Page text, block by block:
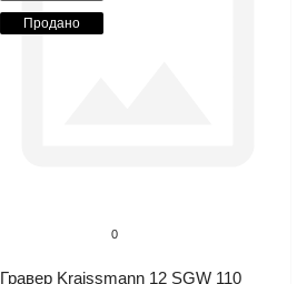
Продано
0
Гравер Kraissmann 12 SGW 110